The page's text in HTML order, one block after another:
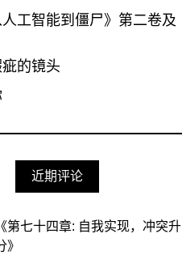
人工智能到僵尸》第二卷及
的镜头
近期评论
第七十四章: 自我实现，冲突升
》